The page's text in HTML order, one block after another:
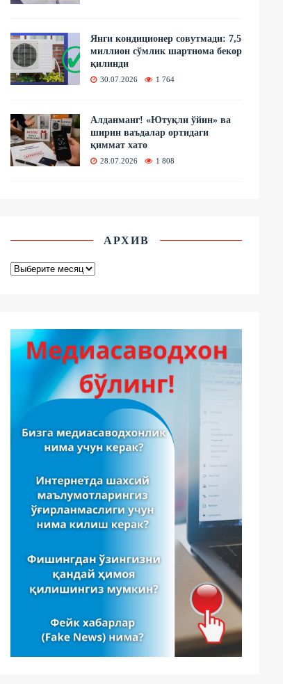
Янги кондиционер совутмади: 7,5
миллион сўмлик шартнома бекор
қилинди
30.07.2026 1 764
Алданманг! «Ютуқли ўйин» ва
ширин ваъдалар ортидаги
қиммат хато
28.07.2026 1 808
АРХИВ